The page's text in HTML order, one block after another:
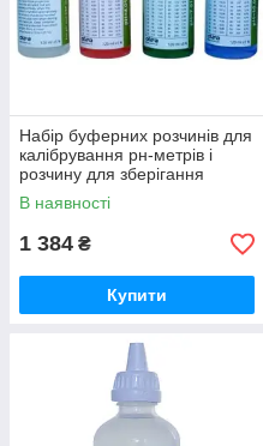
Набір буферних розчинів для
калібрування рн-метрів і
розчину для зберігання
електродів
В наявності
1 384 ₴
Купити